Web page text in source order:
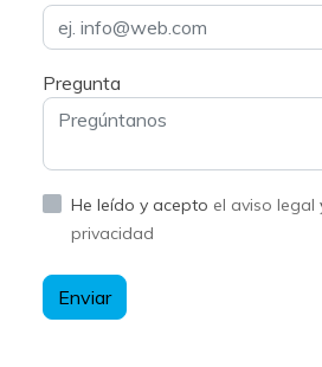
Pregunta
He leído y acepto el aviso legal
privacidad
Enviar